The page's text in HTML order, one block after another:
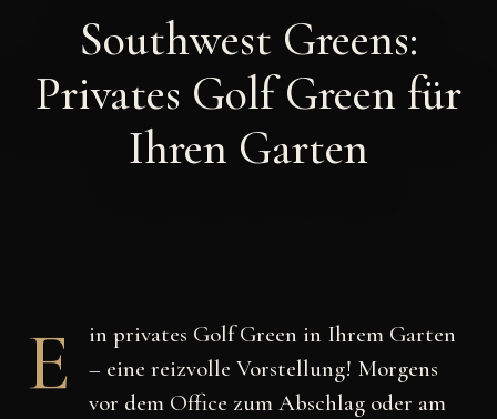
Southwest Greens:
Privates Golf Green für
Ihren Garten
E
in privates Golf Green in Ihrem Garten
– eine reizvolle Vorstellung! Morgens
vor dem Office zum Abschlag oder am